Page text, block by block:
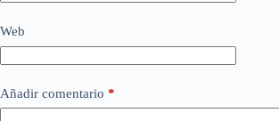
Web
Añadir comentario *